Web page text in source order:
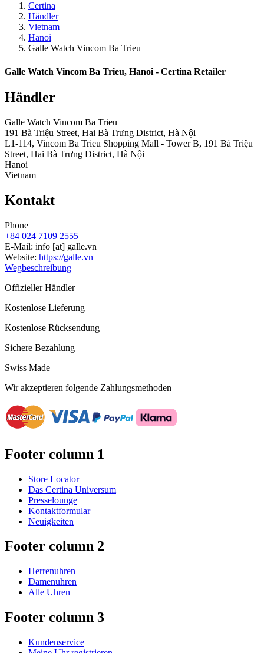
Certina
Händler
Vietnam
Hanoi
Galle Watch Vincom Ba Trieu
Galle Watch Vincom Ba Trieu, Hanoi - Certina Retailer
Händler
Galle Watch Vincom Ba Trieu
191 Bà Triệu Street, Hai Bà Trưng District, Hà Nội
L1-114, Vincom Ba Trieu Shopping Mall - Tower B, 191 Bà Triệu
Street, Hai Bà Trưng District, Hà Nội
Hanoi
Vietnam
Kontakt
Phone
+84 024 7109 2555
E-Mail: info [at] galle.vn
Website: https://galle.vn
Wegbeschreibung
Offizieller Händler
Kostenlose Lieferung
Kostenlose Rücksendung
Sichere Bezahlung
Swiss Made
Wir akzeptieren folgende Zahlungsmethoden
Footer column 1
Store Locator
Das Certina Universum
Presselounge
Kontaktformular
Neuigkeiten
Footer column 2
Herrenuhren
Damenuhren
Alle Uhren
Footer column 3
Kundenservice